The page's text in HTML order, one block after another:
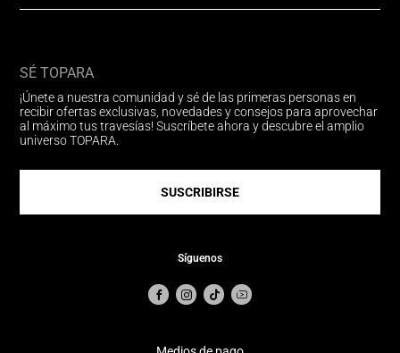
SÉ TOPARA
¡Únete a nuestra comunidad y sé de las primeras personas en
recibir ofertas exclusivas, novedades y consejos para aprovechar
al máximo tus travesías! Suscríbete ahora y descubre el amplio
universo TOPARA.
SUSCRIBIRSE
Síguenos